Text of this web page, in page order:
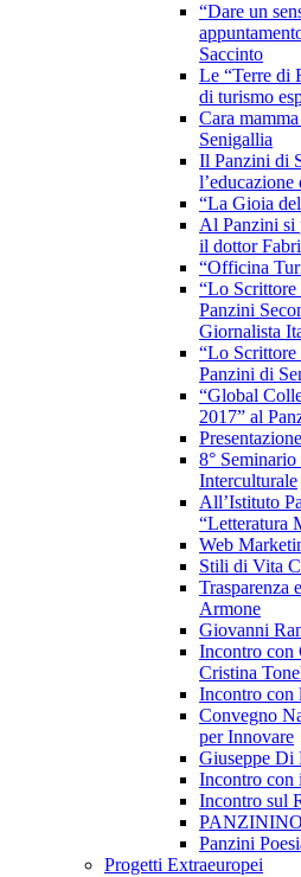
“Dare un
Saccinto
Le “Terre di
di turismo
Cara
Senigallia
Il Panzini di
“La Gioia
Al Panzini si
il dottor
“Officina
“Lo Scrittore
Panzini
Giornalista
“Lo Scrittore
Panzini di
“Global
2017” al
8°
Interculturale
All’Istituto
“Letteratura
Web
Stili di Vita
Trasparenza
Armone
Giovanni
Incontro con
Cristina
Incontro con
Convegno
per Innovare
Giuseppe Di
Incontro con
Incontro sul
Panzini
Progetti Extraeuropei